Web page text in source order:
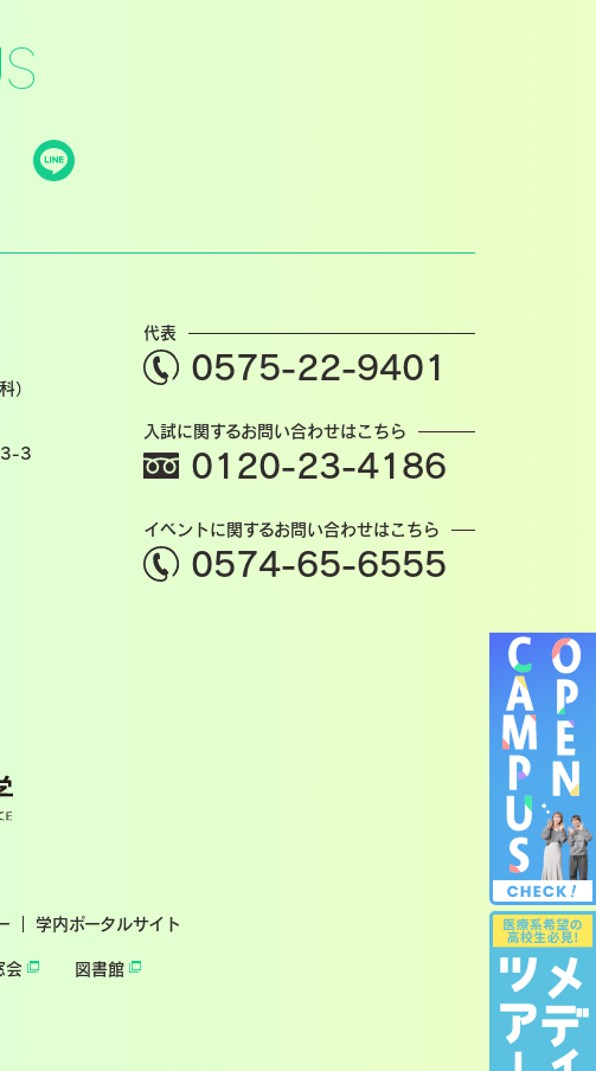
）
3-3
代表
0575-22-9401
入試に関するお問い合わせはこちら
0120-23-4186
イベントに関するお問い合わせはこちら
0574-65-6555
学内ポータルサイト
会 図書館